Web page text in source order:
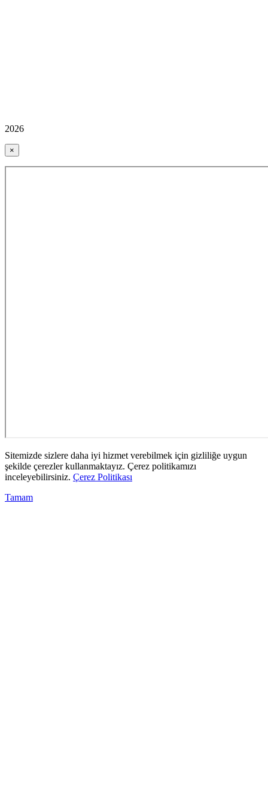
2026
×
Sitemizde sizlere daha iyi hizmet verebilmek için gizliliğe uygun
şekilde çerezler kullanmaktayız. Çerez politikamızı
inceleyebilirsiniz. Çerez Politikası
Tamam